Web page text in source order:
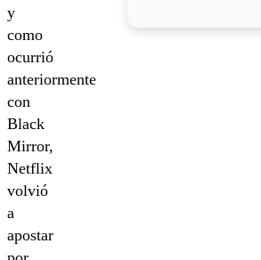
y
como
ocurrió
anteriormente
con
Black
Mirror,
Netflix
volvió
a
apostar